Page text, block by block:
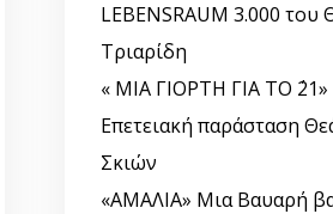
LEBENSRAUM 3.000 του
Τριαρίδη
« ΜΙΑ ΓΙΟΡΤΗ ΓΙΑ ΤΟ ΄21»
Επετειακή παράσταση
Σκιών
«ΑΜΑΛΙΑ» Μια Βαυαρή